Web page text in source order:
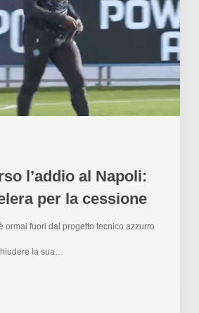
l’addio al Napoli:
per la cessione
ormai fuori dal progetto tecnico azzurro
la sua…